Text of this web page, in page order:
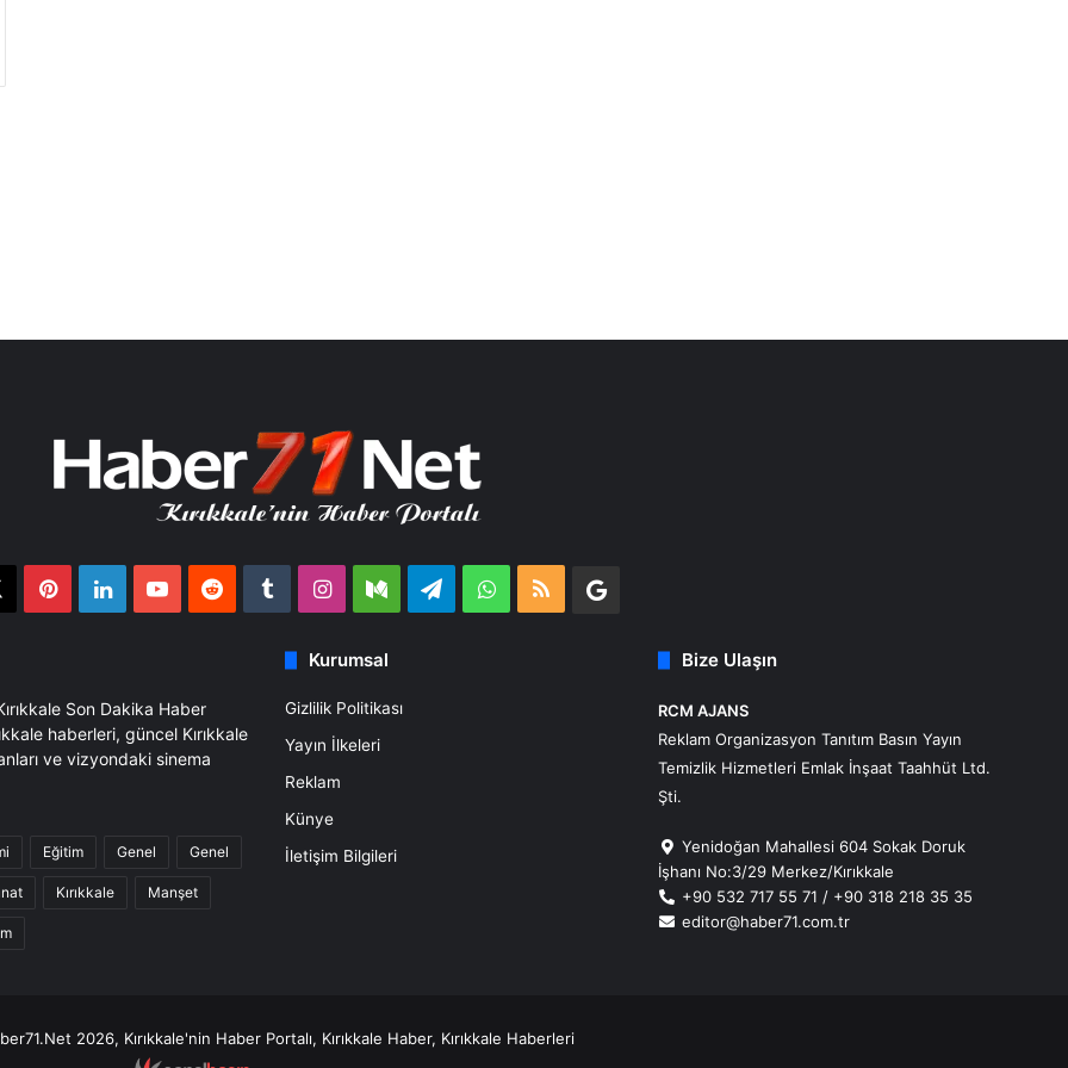
PinterestLinkedInYouTubeReddit TumblrInstagram
MediumTelegramWhatsApp
RSS
Google
Son Dakika Haber
haberleri, güncel Kırıkkale
ve vizyondaki sinema
Eğitim Genel Genel
Kırıkkale Manşet
Kurumsal
Gizlilik Politikası
Yayın İlkeleri
Reklam
Künye
İletişim Bilgileri
Bize Ulaşın
RCM AJANS
Reklam Organizasyon Tanıtım Basın Yayın
Temizlik Hizmetleri Emlak İnşaat Taahhüt Ltd.
Şti.
Yenidoğan Mahallesi 604 Sokak Doruk
İşhanı No:3/29 Merkez/Kırıkkale
+90 532 717 55 71 / +90 318 218 35 35
editor@haber71.com.tr
2026, Kırıkkale'nin Haber Portalı, Kırıkkale Haber, Kırıkkale Haberleri